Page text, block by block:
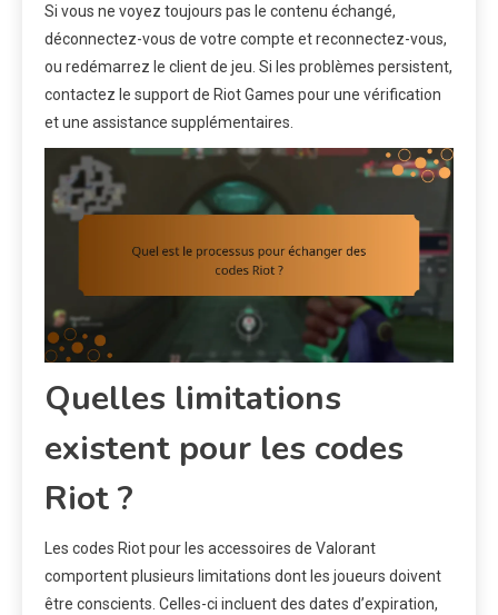
Si vous ne voyez toujours pas le contenu échangé,
déconnectez-vous de votre compte et reconnectez-vous,
ou redémarrez le client de jeu. Si les problèmes persistent,
contactez le support de Riot Games pour une vérification
et une assistance supplémentaires.
Quelles limitations
existent pour les codes
Riot ?
Les codes Riot pour les accessoires de Valorant
comportent plusieurs limitations dont les joueurs doivent
être conscients. Celles-ci incluent des dates d’expiration,